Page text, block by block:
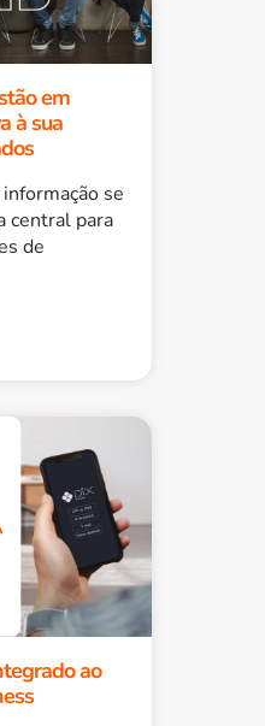
em
à sua
se
central para
de
ao